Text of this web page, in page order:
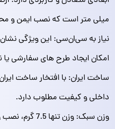
میلی‌ متر است که نصب ایمن و
نیاز به سی‌ان‌سی: این ویژگی
امکان ایجاد طرح‌ های سفارشی
ساخت ایران: با افتخار ساخت
داخلی و کیفیت مطلوب دارد.
وزن سبک: وزن